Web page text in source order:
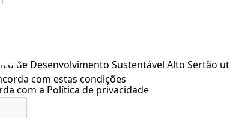
com a Política de privacidade
de Desenvolvimento Sustentável Alto Sertão
com estas condições